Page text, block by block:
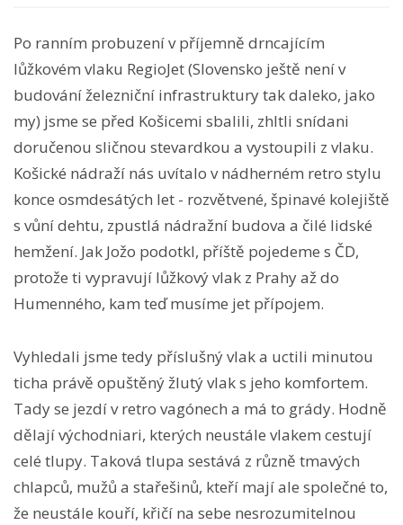
Po ranním probuzení v příjemně drncajícím
lůžkovém vlaku RegioJet (Slovensko ještě není v
budování železniční infrastruktury tak daleko, jako
my) jsme se před Košicemi sbalili, zhltli snídani
doručenou sličnou stevardkou a vystoupili z vlaku.
Košické nádraží nás uvítalo v nádherném retro stylu
konce osmdesátých let - rozvětvené, špinavé kolejiště
s vůní dehtu, zpustlá nádražní budova a čilé lidské
hemžení. Jak Jožo podotkl, příště pojedeme s ČD,
protože ti vypravují lůžkový vlak z Prahy až do
Humenného, kam teď musíme jet přípojem.
Vyhledali jsme tedy příslušný vlak a uctili minutou
ticha právě opuštěný žlutý vlak s jeho komfortem.
Tady se jezdí v retro vagónech a má to grády. Hodně
dělají východniari, kterých neustále vlakem cestují
celé tlupy. Taková tlupa sestává z různě tmavých
chlapců, mužů a stařešinů, kteří mají ale společné to,
že neustále kouří, křičí na sebe nesrozumitelnou